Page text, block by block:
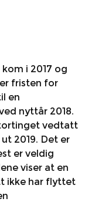
fristen for
en
nyttår 2018.
vedtatt
2019. Det er
er veldig
viser at en
ikke har flyttet